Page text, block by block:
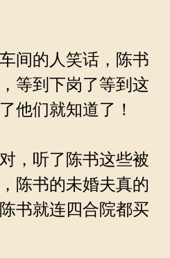
间的人笑话，陈书
等到下岗了等到这
他们就知道了！
，听了陈书这些被
陈书的未婚夫真的
书就连四合院都买